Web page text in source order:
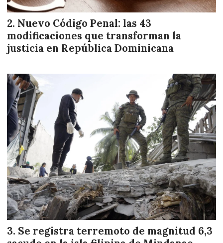
Nuevo Código Penal: las 43
modificaciones que transforman la
justicia en República Dominicana
Se registra terremoto de magnitud 6,3